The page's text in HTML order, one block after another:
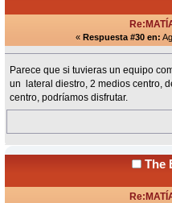
« Respuesta #30 en:
Parece que si tuvieras un equipo
un lateral diestro, 2 medios centro,
centro, podríamos disfrutar.
The